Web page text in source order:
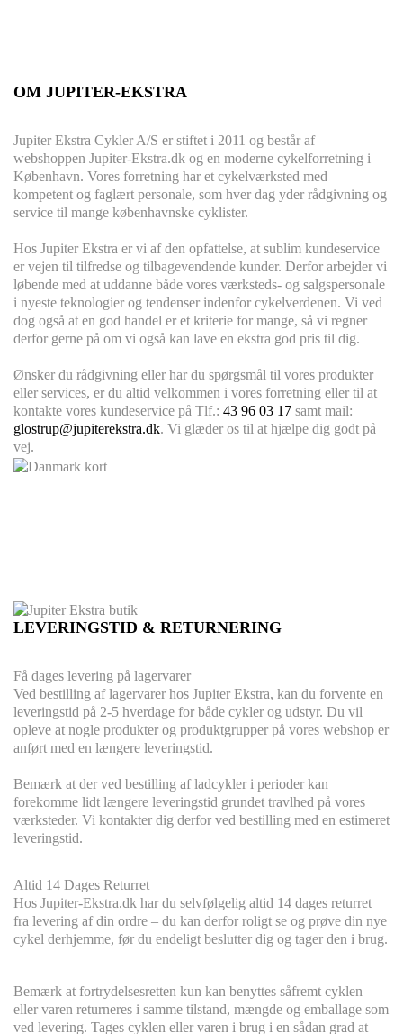
OM JUPITER-EKSTRA
Jupiter Ekstra Cykler A/S er stiftet i 2011 og består af
webshoppen Jupiter-Ekstra.dk og en moderne cykelforretning i
København. Vores forretning har et cykelværksted med
kompetent og faglært personale, som hver dag yder rådgivning og
service til mange københavnske cyklister.
Hos Jupiter Ekstra er vi af den opfattelse, at sublim kundeservice
er vejen til tilfredse og tilbagevendende kunder. Derfor arbejder vi
løbende med at uddanne både vores værksteds- og salgspersonale
i nyeste teknologier og tendenser indenfor cykelverdenen. Vi ved
dog også at en god handel er et kriterie for mange, så vi regner
derfor gerne på om vi også kan lave en ekstra god pris til dig.
Ønsker du rådgivning eller har du spørgsmål til vores produkter
eller services, er du altid velkommen i vores forretning eller til at
kontakte vores kundeservice på Tlf.: 43 96 03 17 samt mail:
glostrup@jupiterekstra.dk. Vi glæder os til at hjælpe dig godt på
vej.
LEVERINGSTID & RETURNERING
Få dages levering på lagervarer
Ved bestilling af lagervarer hos Jupiter Ekstra, kan du forvente en
leveringstid på 2-5 hverdage for både cykler og udstyr. Du vil
opleve at nogle produkter og produktgrupper på vores webshop er
anført med en længere leveringstid.
Bemærk at der ved bestilling af ladcykler i perioder kan
forekomme lidt længere leveringstid grundet travlhed på vores
værksteder. Vi kontakter dig derfor ved bestilling med en estimeret
leveringstid.
Altid 14 Dages Returret
Hos Jupiter-Ekstra.dk har du selvfølgelig altid 14 dages returret
fra levering af din ordre – du kan derfor roligt se og prøve din nye
cykel derhjemme, før du endeligt beslutter dig og tager den i brug.
Bemærk at fortrydelsesretten kun kan benyttes såfremt cyklen
eller varen returneres i samme tilstand, mængde og emballage som
ved levering. Tages cyklen eller varen i brug i en sådan grad at